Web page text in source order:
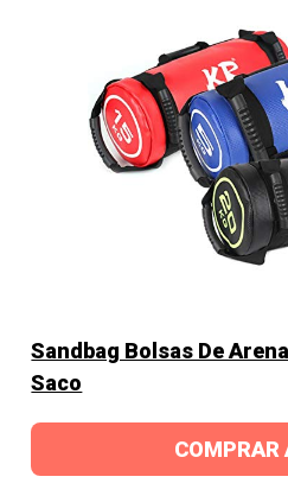
Sandbag Bolsas De
Saco
COMPRAR